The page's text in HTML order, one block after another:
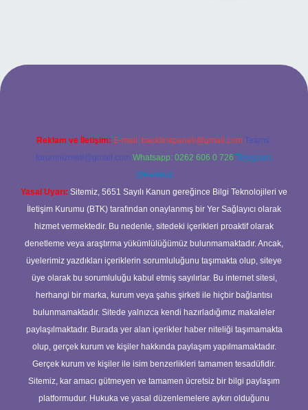
betexper güncel giriş
Reklam ve İletişim: E-mail: backlinkpaneli@gmail.com Teams:
forumhizmeti@gmail.com Whatsapp: 0262 606 0 726 Telegram:
@karabul
Yasal Uyarı: Sitemiz, 5651 Sayılı Kanun gereğince Bilgi Teknolojileri ve
İletişim Kurumu (BTK) tarafından onaylanmış bir Yer Sağlayıcı olarak
hizmet vermektedir. Bu nedenle, sitedeki içerikleri proaktif olarak
denetleme veya araştırma yükümlülüğümüz bulunmamaktadır. Ancak,
üyelerimiz yazdıkları içeriklerin sorumluluğunu taşımakta olup, siteye
üye olarak bu sorumluluğu kabul etmiş sayılırlar. Bu internet sitesi,
herhangi bir marka, kurum veya şahıs şirketi ile hiçbir bağlantısı
bulunmamaktadır. Sitede yalnızca kendi hazırladığımız makaleler
paylaşılmaktadır. Burada yer alan içerikler haber niteliği taşımamakta
olup, gerçek kurum ve kişiler hakkında paylaşım yapılmamaktadır.
Gerçek kurum ve kişiler ile isim benzerlikleri tamamen tesadüfidir.
Sitemiz, kar amacı gütmeyen ve tamamen ücretsiz bir bilgi paylaşım
platformudur. Hukuka ve yasal düzenlemelere aykırı olduğunu